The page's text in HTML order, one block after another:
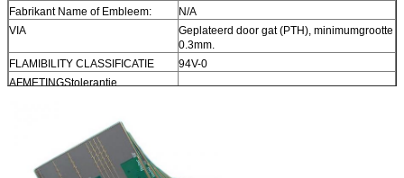
Fabrikant Name of Embleem:
N/A
VIA
Geplateerd door gat (PTH), minimumgrootte
0.3mm.
FLAMIBILITY CLASSIFICATIE
94V-0
AFMETINGStolerantie
Boortolerantie: